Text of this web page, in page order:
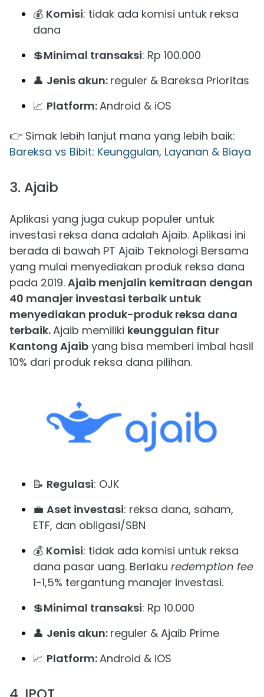
💰 Komisi: tidak ada komisi untuk reksa
dana
💲Minimal transaksi: Rp 100.000
👤 Jenis akun: reguler & Bareksa Prioritas
📈 Platform:Android & iOS
👉 Simak lebih lanjut mana yang lebih baik:
Bareksa vs Bibit: Keunggulan, Layanan & Biaya
3. Ajaib
Aplikasi yang juga cukup populer untuk
investasi reksa dana adalah Ajaib. Aplikasi ini
berada di bawah PT Ajaib Teknologi Bersama
yang mulai menyediakan produk reksa dana
pada 2019. Ajaib menjalin kemitraan dengan
40 manajer investasi terbaik untuk
menyediakan produk-produk reksa dana
terbaik.Ajaib memiliki keunggulan fitur
Kantong Ajaib yang bisa memberi imbal hasil
10% dari produk reksa dana pilihan.
📝 Regulasi: OJK
💼 Aset investasi: reksa dana, saham,
ETF, dan obligasi/SBN
💰 Komisi: tidak ada komisi untuk reksa
dana pasar uang. Berlaku redemption fee
1-1,5% tergantung manajer investasi.
💲Minimal transaksi: Rp 10.000
👤 Jenis akun: reguler & Ajaib Prime
📈 Platform:Android & iOS